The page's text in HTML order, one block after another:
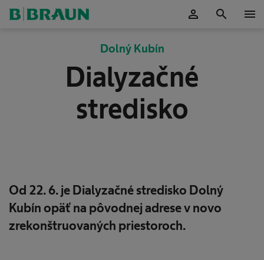
person search menu
Dolný Kubín
Dialyzačné
stredisko
Od 22. 6. je Dialyzačné stredisko Dolný
Kubín opäť na pôvodnej adrese v novo
zrekonštruovaných priestoroch.